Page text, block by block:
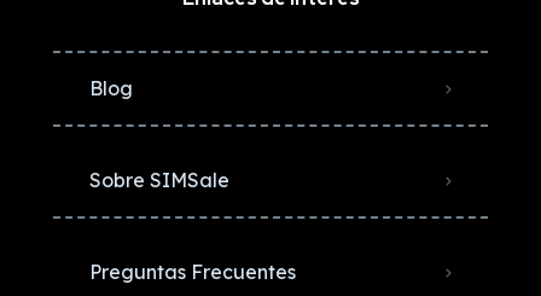
Blog
Sobre SIMSale
Preguntas Frecuentes